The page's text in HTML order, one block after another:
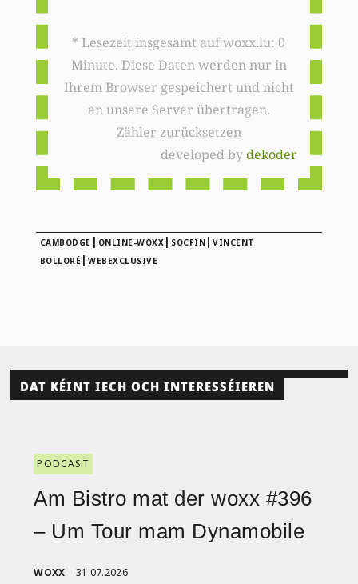
* Lesezeit insgesamt auf woxx.lu: 0
Minute. Diese Daten werden nur in
Ihrem Browser gespeichert und nicht
an unsere Server übertragen.
Zähler zurücksetzen
developed bydekoder
CAMBODGE | ONLINE-WOXX | SOCFIN |VINCENT
BOLLORÉ |WEBEXCLUSIVE
DAT KÉINT IECH OCH INTERESSÉIEREN
PODCAST
Am Bistro mat der woxx #396
– Um Tour mam Dynamobile
WOXX 31.07.2026